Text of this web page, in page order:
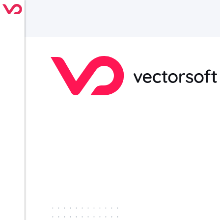
············
············